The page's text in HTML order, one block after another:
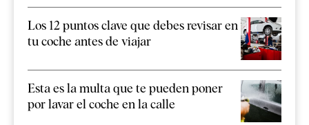
Los 12 puntos clave que debes revisar en
tu coche antes de viajar
Esta es la multa que te pueden poner
por lavar el coche en la calle